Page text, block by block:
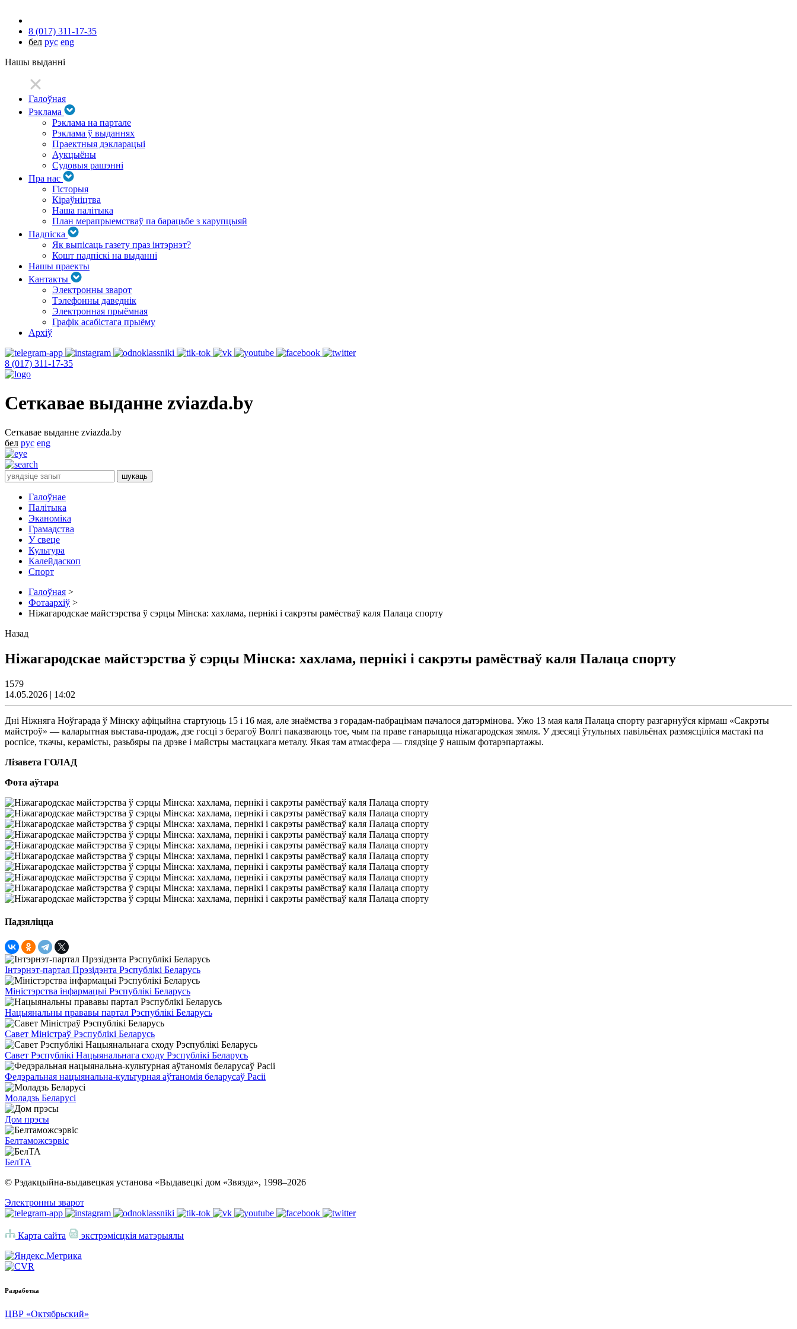
8 (017) 311-17-35
бел рус eng
Нашы выданні
Галоўная
Рэклама
Рэклама на партале
Рэклама ў выданнях
Праектныя дэкларацыі
Аукцыёны
Судовыя рашэнні
Пра нас
Гісторыя
Кіраўніцтва
Наша палітыка
План мерапрыемстваў па барацьбе з карупцыяй
Падпіска
Як выпісаць газету праз інтэрнэт?
Кошт падпіскі на выданні
Нашы праекты
Кантакты
Электронны зварот
Тэлефонны даведнік
Электронная прыёмная
Графік асабістага прыёму
Архіў
8 (017) 311-17-35
Сеткавае выданне zviazda.by
Сеткавае выданне zviazda.by
бел рус eng
Галоўнае
Палітыка
Эканоміка
Грамадства
У свеце
Культура
Калейдаскоп
Спорт
Галоўная >
Фотаархіў >
Ніжагародскае майстэрства ў сэрцы Мінска: хахлама, пернікі і сакрэты рамёстваў каля Палаца спорту
Назад
Ніжагародскае майстэрства ў сэрцы Мінска: хахлама, пернікі і сакрэты рамёстваў каля Палаца спорту
1579
14.05.2026 | 14:02
Дні Ніжняга Ноўгарада ў Мінску афіцыйна стартуюць 15 і 16 мая, але знаёмства з горадам-пабрацімам пачалося датэрмінова. Ужо 13 мая каля Палаца спорту разгарнуўся кірмаш «Сакрэты
майстроў» — каларытная выстава-продаж, дзе госці з берагоў Волгі паказваюць тое, чым па праве ганарыцца ніжагародская зямля. У дзесяці ўтульных павільёнах размясціліся мастакі па
роспісе, ткачы, керамісты, разьбяры па дрэве і майстры мастацкага металу. Якая там атмасфера — глядзіце ў нашым фотарэпартажы.
Лізавета ГОЛАД
Фота аўтара
Падзяліцца
Інтэрнэт-партал Прэзідэнта Рэспублікі Беларусь
Міністэрства інфармацыі Рэспублікі Беларусь
Нацыянальны прававы партал Рэспублікі Беларусь
Савет Міністраў Рэспублікі Беларусь
Савет Рэспублікі Нацыянальнага сходу Рэспублікі Беларусь
Федэральная нацыянальна-культурная аўтаномія беларусаў Расіі
Моладзь Беларусі
Дом прэсы
Белтаможсэрвіс
БелТА
© Рэдакцыйна-выдавецкая установа «Выдавецкі дом «Звязда», 1998–2026
Электронны зварот
Карта сайта экстрэмісцкія матэрыялы
Разработка
ЦВР «Октябрьский»